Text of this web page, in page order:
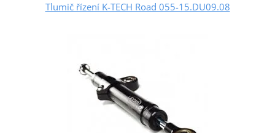
Tlumič řízení K-TECH Road 055-15.DU09.08